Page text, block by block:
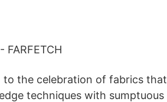
to the celebration of fabrics that
techniques with sumptuous